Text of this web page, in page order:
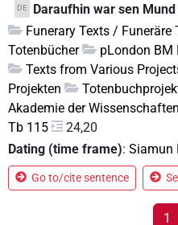
DE
Daraufhin war sen
Funerary Texts / Funeräre
Totenbücher
pLondon BM
Texts from Various
Projekten
Akademie der Wissenschaften
Tb 115
24,20
Dating (time frame): Siamun
Go to/cite sentence
1